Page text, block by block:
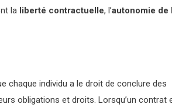
la liberté contractuelle, l’autonomie de
chaque individu a le droit de conclure des
obligations et droits. Lorsqu’un contrat